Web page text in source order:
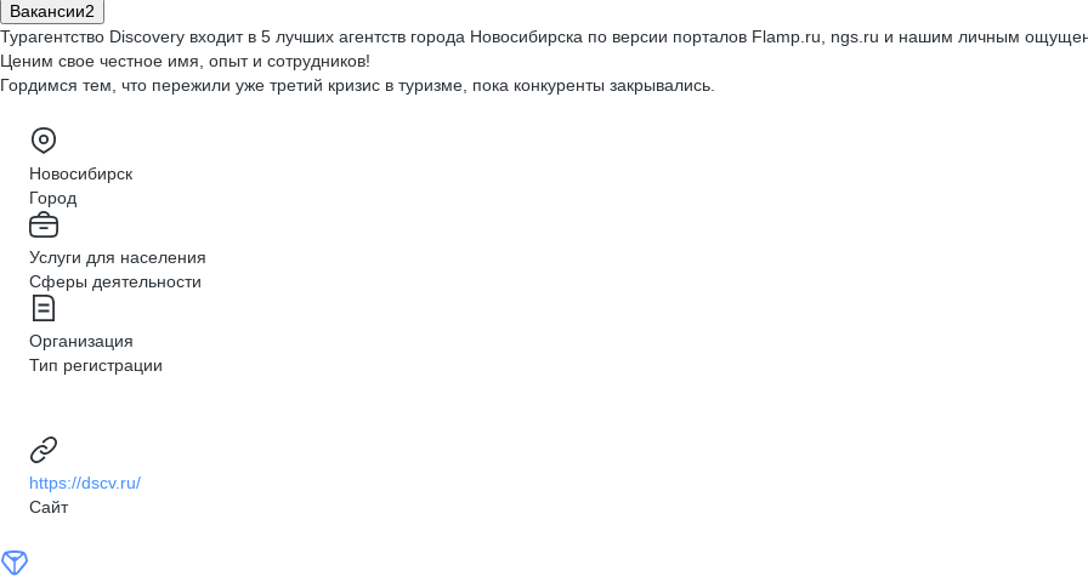
Вакансии2
Турагентство Discovery входит в 5 лучших агентств города Новосибирска по версии порталов Flamp.ru, ngs.ru и нашим личным
Ценим свое честное имя, опыт и сотрудников!
Гордимся тем, что пережили уже третий кризис в туризме, пока конкуренты закрывались.
Новосибирск
Город
Услуги для населения
Сферы деятельности
Организация
Тип регистрации
https://dscv.ru/
Сайт